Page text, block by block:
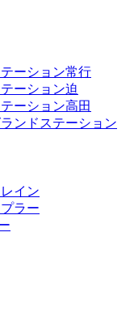
ーション常行
ーション迫
ーション高田
ンドステーション
イン
ラー